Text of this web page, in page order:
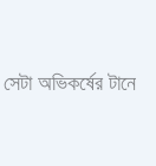
অভিকর্ষের টানে